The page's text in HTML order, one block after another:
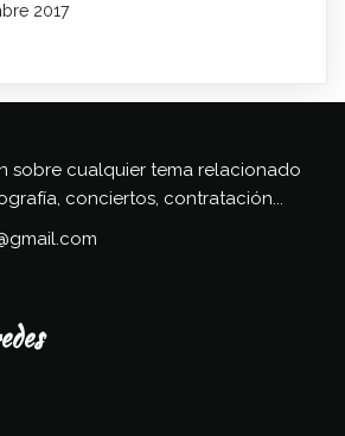
2017
sobre cualquier tema relacionado
conciertos, contratación...